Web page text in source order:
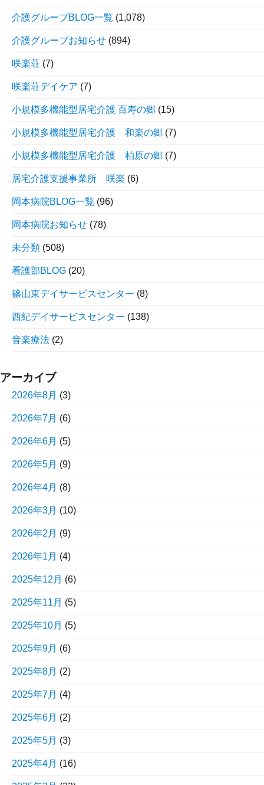
介護グループBLOG一覧 (1,078)
介護グループお知らせ (894)
咲楽荘 (7)
咲楽荘デイケア (7)
小規模多機能型居宅介護 百寿の郷 (15)
小規模多機能型居宅介護 和楽の郷 (7)
小規模多機能型居宅介護 柏原の郷 (7)
居宅介護支援事業所 咲楽 (6)
岡本病院BLOG一覧 (96)
岡本病院お知らせ (78)
未分類 (508)
看護部BLOG (20)
篠山東デイサービスセンター (8)
西紀デイサービスセンター (138)
音楽療法 (2)
アーカイブ
2026年8月 (3)
2026年7月 (6)
2026年6月 (5)
2026年5月 (9)
2026年4月 (8)
2026年3月 (10)
2026年2月 (9)
2026年1月 (4)
2025年12月 (6)
2025年11月 (5)
2025年10月 (5)
2025年9月 (6)
2025年8月 (2)
2025年7月 (4)
2025年6月 (2)
2025年5月 (3)
2025年4月 (16)